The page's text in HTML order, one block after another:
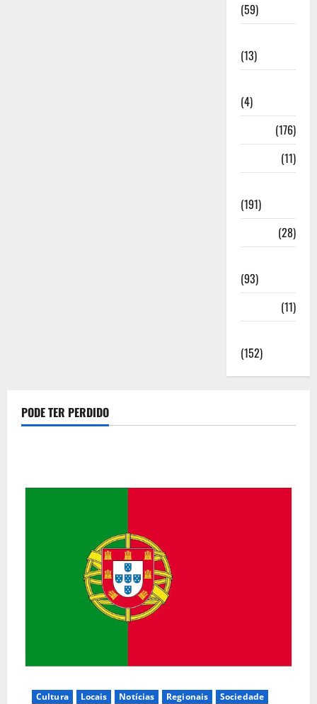
(59)
(13)
(4)
(176)
(11)
(191)
(28)
(93)
(11)
(152)
PODE TER PERDIDO
Cultura Locais Notícias Regionais Sociedade